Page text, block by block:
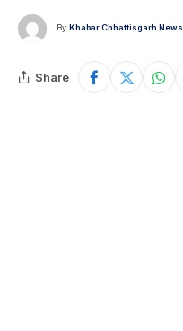
By Khabar Chhattisgarh News
Share